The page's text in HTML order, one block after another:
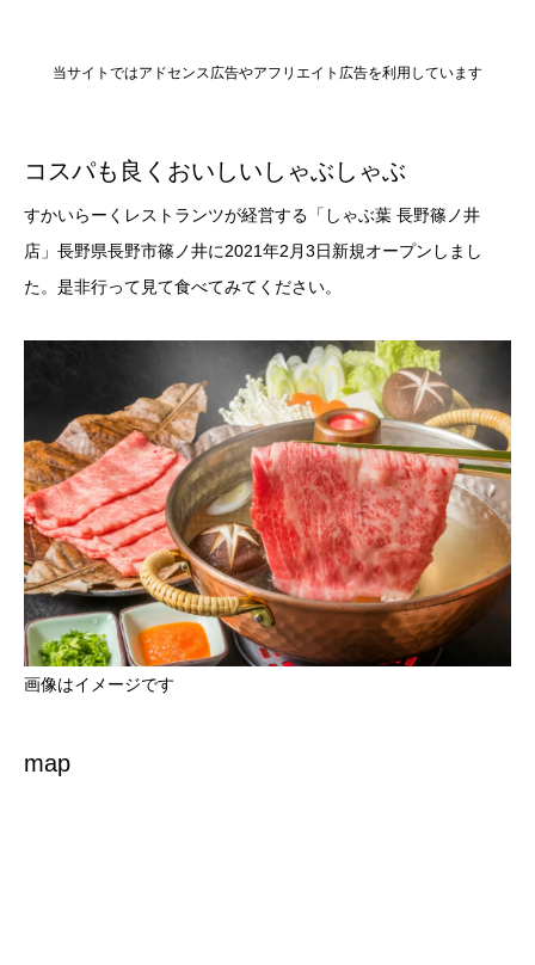
当サイトではアドセンス広告やアフリエイト広告を利用しています
コスパも良くおいしいしゃぶしゃぶ
すかいらーくレストランツが経営する「しゃぶ葉 長野篠ノ井
店」長野県長野市篠ノ井に2021年2月3日新規オープンしまし
た。是非行って見て食べてみてください。
画像はイメージです
map